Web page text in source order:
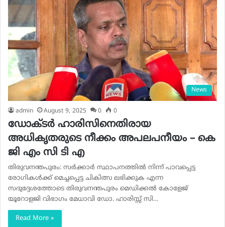
News
admin August 9, 2025 0 0
ഡോക്ടർ ഹാരിസിനെതിരായ
അധികൃതരുടെ നീക്കം അപലപനീയം – കെ
ജി എം സി ടി എ
തിരുവനന്തപുരം: സർക്കാർ സ്ഥാപനത്തിൽ നിന്ന് പാവപ്പെട്ട
രോഗികൾക്ക് മെച്ചപ്പെട്ട ചികിത്സ ലഭിക്കുക എന്ന
സദുദ്ദേശത്തോടെ തിരുവനന്തപുരം മെഡിക്കൽ കോളേജ്
യൂറോളജി വിഭാഗം മേധാവി ഡോ. ഹാരിസ്സ് സി…
Read More »